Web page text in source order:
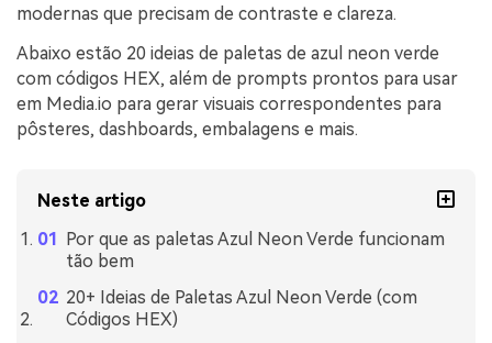
modernas que precisam de contraste e clareza.
Abaixo estão 20 ideias de paletas de azul neon verde
com códigos HEX, além de prompts prontos para usar
em Media.io para gerar visuais correspondentes para
pôsteres, dashboards, embalagens e mais.
Neste artigo
Por que as paletas Azul Neon Verde funcionam
tão bem
20+ Ideias de Paletas Azul Neon Verde (com
Códigos HEX)